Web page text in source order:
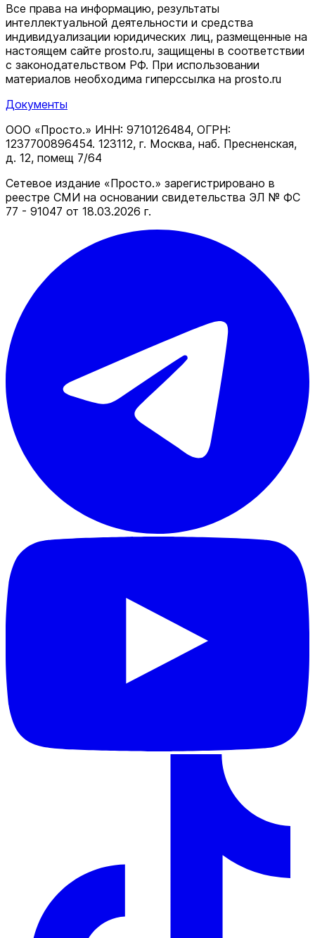
Все права на информацию, результаты
интеллектуальной деятельности и средства
индивидуализации юридических лиц, размещенные на
настоящем сайте prosto.ru, защищены в соответствии
c законодательством РФ. При использовании
материалов необходима гиперссылка на prosto.ru
Документы
ООО «Просто.» ИНН: 9710126484, ОГРН:
1237700896454. 123112, г. Москва, наб. Пресненская,
д. 12, помещ 7/64
Сетевое издание «Просто.» зарегистрировано в
реестре СМИ на основании свидетельства ЭЛ № ФС
77 - 91047 от 18.03.2026 г.